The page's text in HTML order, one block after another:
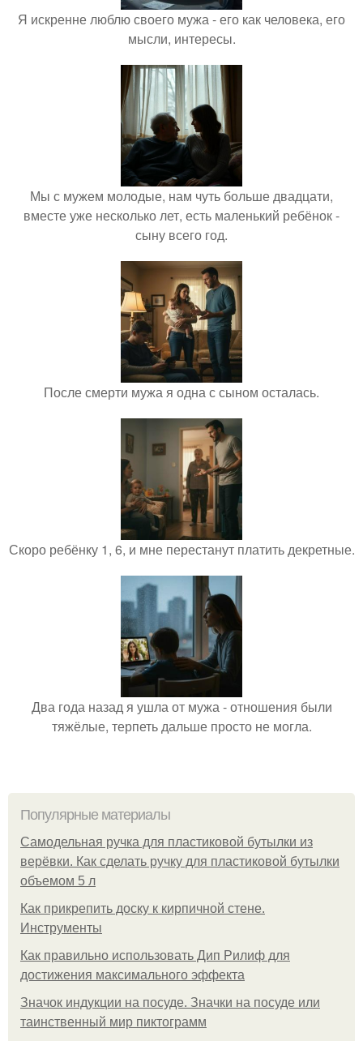
Я искренне люблю своего мужа - его как человека, его
мысли, интересы.
Мы с мужем молодые, нам чуть больше двадцати,
вместе уже несколько лет, есть маленький ребёнок -
сыну всего год.
После смерти мужа я одна с сыном осталась.
Скоро ребёнку 1, 6, и мне перестанут платить декретные.
Два года назад я ушла от мужа - отношения были
тяжёлые, терпеть дальше просто не могла.
Популярные материалы
Самодельная ручка для пластиковой бутылки из
верёвки. Как сделать ручку для пластиковой бутылки
объемом 5 л
Как прикрепить доску к кирпичной стене.
Инструменты
Как правильно использовать Дип Рилиф для
достижения максимального эффекта
Значок индукции на посуде. Значки на посуде или
таинственный мир пиктограмм